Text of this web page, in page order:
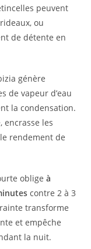
peuvent
ou
de détente en
génère
de vapeur d’eau
la condensation.
encrasse les
rendement de
obligeà
contre 2 à 3
transforme
et empêche
la nuit.